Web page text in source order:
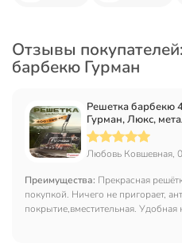
Отзывы
барбекю Гурман
Решетка барбекю
Гурман, Люкс,
антипригарное
дерево, 22003NS-
Любовь Ковшевная,
Преимущества: Прекрасная
покупкой. Ничего не пригорает,
покрытие,вместительная. Удобная